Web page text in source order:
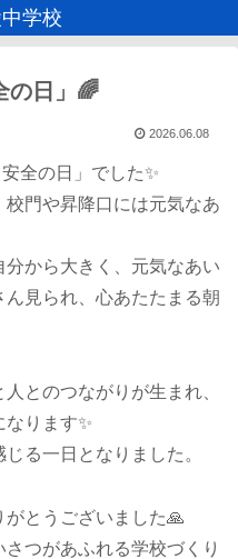
学校
の日」🌈
2026.06.08
全の日」でした✨
門や昇降口には元気なあ
分から大きく、元気なあい
見られ、心あたたまる朝
とのつながりが生まれ、
ります✨
る一日となりました。
とうございました🙏
つがあふれる学校づくり